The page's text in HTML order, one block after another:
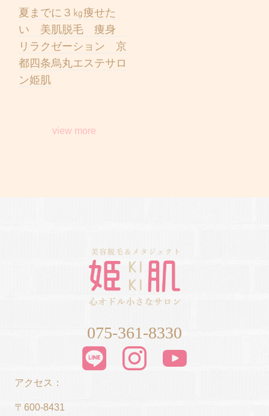
夏までに３㎏痩せた
い 美肌脱毛 痩身
リラクゼーション 京
都四条烏丸エステサロ
ン姫肌
view more
075-361-8330
アクセス：
〒600-8431